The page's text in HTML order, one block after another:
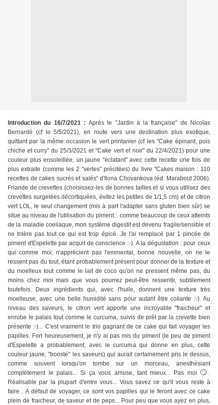
Introduction du 16/7/2021 :Après le "Jardin à la française" de Nicolas
Bernardé (cf le 5/5/2021), en route vers une destination plus exotique,
quittant par la même occasion le vert printanier (cf les "Cake épinard, pois
chiche et curry" du 25/3/2021 et "Cake vert et noir" du 22/4/2021) pour une
couleur plus ensoleillée, un jaune "éclatant" avec cette recette une fois de
plus extraite (comme les 2 "vertes" précitées) du livre "Cakes maison : 110
recettes de cakes sucrés et salés" d'Ilona Chovankova (éd. Marabout 2006).
Friande de crevettes (choisissez-les de bonnes tailles et si vous utilisez des
crevettes surgelées décortiquées, évitez les petites de 1/1,5 cm) et de citron
vert LOL, le seul changement (mis à part l'adapter sans gluten bien sûr) se
situe au niveau de l'utilisation du piment... comme beaucoup de ceux atteints
de la maladie coeliaque, mon système digestif est devenu fragile/sensible et
ne tolère pas tout ce qui est trop épicé. Je l'ai remplacé par 1 pincée de
piment d'Espelette par acquit de conscience :-). A la dégustation : pour ceux
qui comme moi, n'apprécient pas l'emmental, bonne nouvelle, on ne le
ressent pas du tout, étant probablement présent pour donner de la texture et
du moelleux tout comme le lait de coco qu'on ne pressent même pas, du
moins chez moi mais que vous pourrez peut-être ressentir, subtilement
toutefois. Deux ingrédients qui, avec l'huile, donnent une texture très
moelleuse, avec une belle humidité sans pour autant être collante :-). Au
niveau des saveurs, le citron vert apporte une incroyable "fraicheur" et
enrobe le palais tout comme le curcuma, suivis de prêt par la crevette bien
présente :-)... C'est vraiment le trio gagnant de ce cake qui fait voyager les
papilles. Fort heureusement, je n'y ai pas mis du piment (le peu de piment
d'Espelette a probablement, avec le curcuma qui donne en plus, cette
couleur jaune, "boosté" les saveurs) qui aurait certainement pris le dessus,
comme souvent lorsqu'on tombe sur un morceau, anesthésiant
complètement le palais... Si ça vous amuse, tant mieux... Pas moi🙄 .
Réalisable par la plupart d'entre vous... Vous savez ce qu'il vous reste à
faire... A défaut de voyager, ce sont vos papilles qui le feront avec ce cake
plein de fraicheur, de saveur et de peps... Pour peu que vous ayez en plus,